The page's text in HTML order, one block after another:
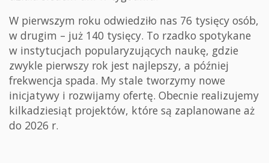
W pierwszym roku odwiedziło nas 76 tysięcy osób,
w drugim – już 140 tysięcy. To rzadko spotykane
w instytucjach popularyzujących naukę, gdzie
zwykle pierwszy rok jest najlepszy, a później
frekwencja spada. My stale tworzymy nowe
inicjatywy i rozwijamy ofertę. Obecnie realizujemy
kilkadziesiąt projektów, które są zaplanowane aż
do 2026 r.